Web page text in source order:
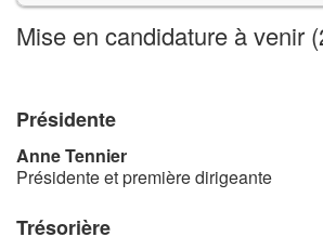
Mise en candidature à venir
Présidente
Anne Tennier
Présidente et première dirigeante
Trésorière